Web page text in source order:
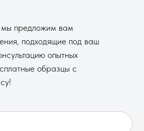
мы предложим вам
подходящие под ваш
опытных
образцы с